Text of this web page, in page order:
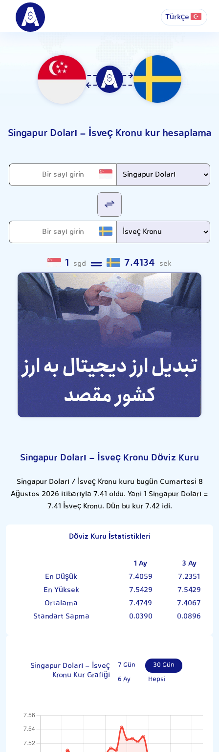
Türkçe
Singapur Doları - İsveç Kronu kur hesaplama
1 sgd 7.4134 sek
Singapur Doları - İsveç Kronu Döviz Kuru
Singapur Doları / İsveç Kronu kuru bugün Cumartesi 8
Ağustos 2026 itibarıyla 7.41 oldu. Yani 1 Singapur Doları =
7.41 İsveç Kronu. Dün bu kur 7.42 idi.
Döviz Kuru İstatistikleri
1 Ay
3 Ay
En Düşük
7.4059
7.2351
En Yüksek
7.5429
7.5429
Ortalama
7.4749
7.4067
Standart Sapma
0.0390 0.0896
Singapur Doları - İsveç
Kronu Kur Grafiği
7 Gün
30 Gün
6 Ay
Hepsi